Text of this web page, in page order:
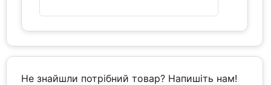
Не знайшли потрібний товар? Напишіть нам!